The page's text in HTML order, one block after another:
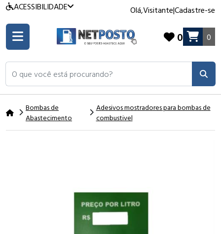
ACESSIBILIDADE Olá,Visitante|Cadastre-se
O que você está procurando?
0 0
Bombas de
Abastecimento
Adesivos mostradores para bombas de
combustivel